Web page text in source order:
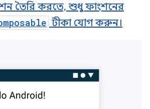
তৈরি করতে, শুধু ফাংশনের
টীকা যোগ করুন।